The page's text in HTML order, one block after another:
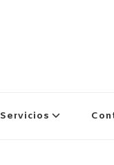
Servicios